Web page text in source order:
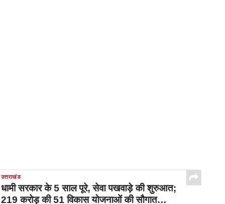
उत्तराखंड
धामी सरकार के 5 साल पूरे, सेवा पखवाड़े की शुरुआत;
219 करोड़ की 51 विकास योजनाओं की सौगात…